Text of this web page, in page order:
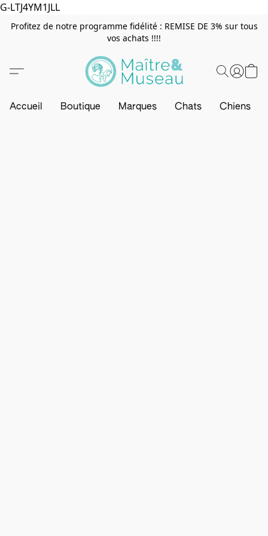
G-LTJ4YM1JLL
Profitez de notre programme fidélité : REMISE DE 3% sur tous
vos achats !!!!
Accueil Boutique Marques Chats Chiens